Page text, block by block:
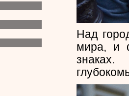
Над
мира, и